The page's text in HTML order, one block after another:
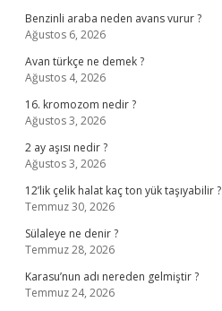
Benzinli araba neden avans vurur ?
Ağustos 6, 2026
Avan türkçe ne demek ?
Ağustos 4, 2026
16. kromozom nedir ?
Ağustos 3, 2026
2 ay aşısı nedir ?
Ağustos 3, 2026
12’lik çelik halat kaç ton yük taşıyabilir ?
Temmuz 30, 2026
Sülaleye ne denir ?
Temmuz 28, 2026
Karasu’nun adı nereden gelmiştir ?
Temmuz 24, 2026